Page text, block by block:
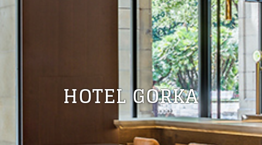
HOTEL GORKA